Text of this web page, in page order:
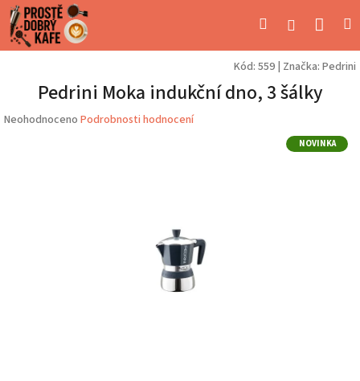
Přejít
na
obsah
Hledat Přihlášení
Kód: 559 Značka: Pedrini
Pedrini Moka indukční dno, 3 šálky
Průměrné
Neohodnoceno Podrobnosti hodnocení
NOVINKA